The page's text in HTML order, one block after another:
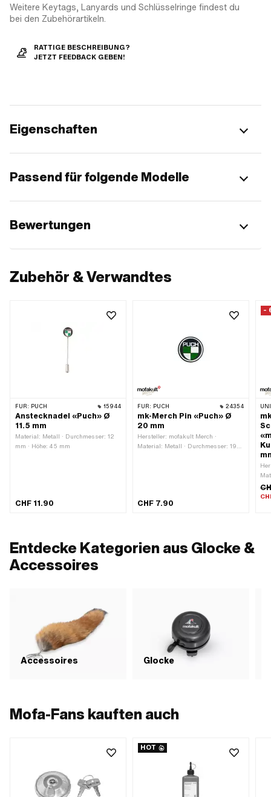
Weitere Keytags, Lanyards und Schlüsselringe findest du
bei den Zubehörartikeln.
RATTIGE BESCHREIBUNG?
JETZT FEEDBACK GEBEN!
Eigenschaften
Passend für folgende Modelle
Bewertungen
Zubehör & Verwandtes
FÜR: PUCH 15944
Anstecknadel «Puch» Ø
11.5 mm
Material: Metall · Durchmesser: 12
mm · Höhe: 45 mm
CHF 11.90
FÜR: PUCH 24354
mk-Merch Pin «Puch» Ø
20 mm
Hersteller: mofakult Merch ·
Material: Metall · Durchmesser: 19
CHF 7.90
-
Entdecke Kategorien aus Glocke &
Accessoires
Accessoires Glocke
Mofa-Fans kauften auch
HOT